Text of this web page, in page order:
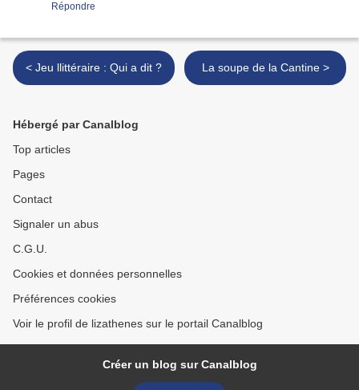
Répondre
< Jeu llittéraire : Qui a dit ? La soupe de la Cantine >
Hébergé par Canalblog
Top articles
Pages
Contact
Signaler un abus
C.G.U.
Cookies et données personnelles
Préférences cookies
Voir le profil de lizathenes sur le portail Canalblog
Créer un blog sur Canalblog